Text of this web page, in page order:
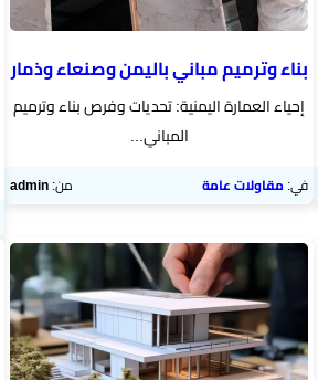
بناء وترميم مباني باليمن وصنعاء وذمار
إحياء العمارة اليمنية: تحديات وفرص بناء وترميم
المباني...
في:مقاولات عامة من:admin